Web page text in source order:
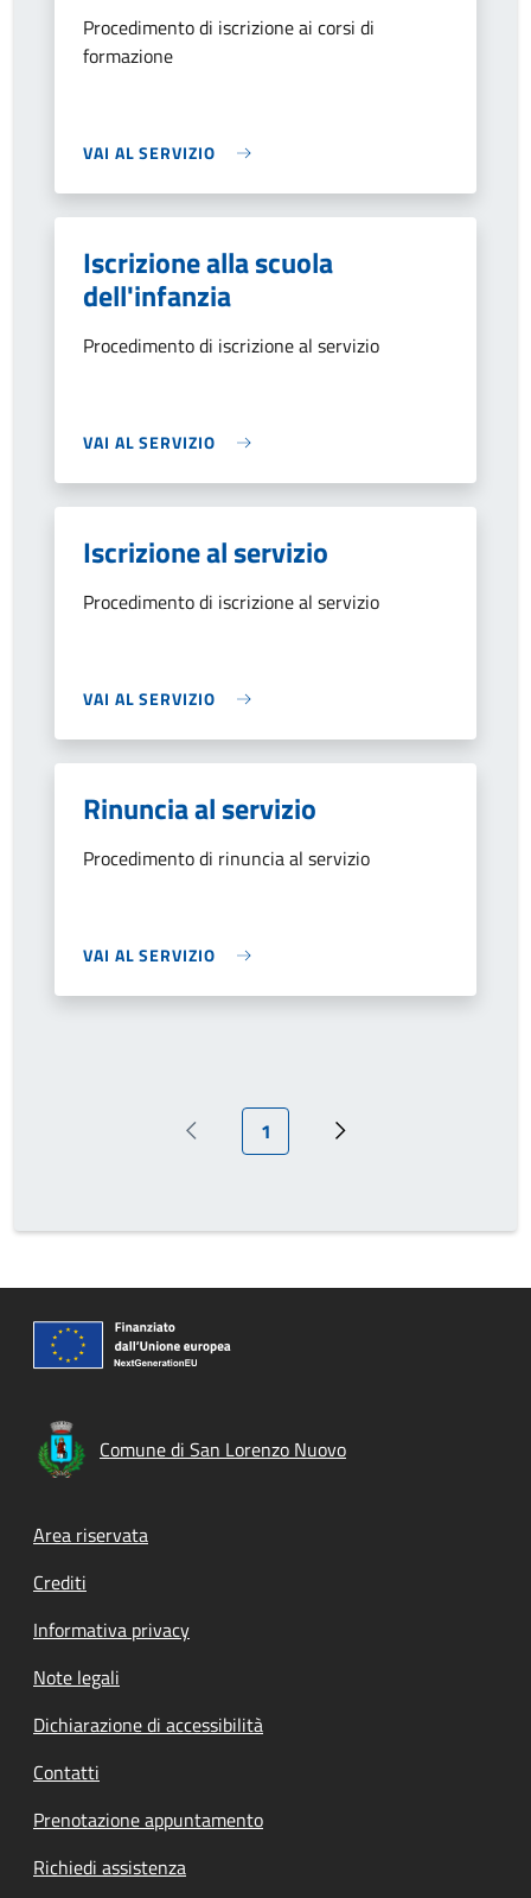
Procedimento di iscrizione ai corsi di
formazione
VAI AL SERVIZIO
Iscrizione alla scuola
dell'infanzia
Procedimento di iscrizione al servizio
VAI AL SERVIZIO
Iscrizione al servizio
Procedimento di iscrizione al servizio
VAI AL SERVIZIO
Rinuncia al servizio
Procedimento di rinuncia al servizio
VAI AL SERVIZIO
Pagina precedente
Pagina attuale
1 Prossima pagina
Comune di San Lorenzo Nuovo
Footer menu
Area riservata
Crediti
Informativa privacy
Note legali
Dichiarazione di accessibilità
Contatti
Prenotazione appuntamento
Richiedi assistenza